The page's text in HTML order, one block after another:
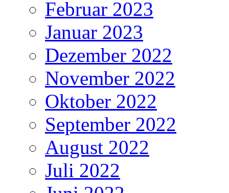
Februar 2023
Januar 2023
Dezember 2022
November 2022
Oktober 2022
September 2022
August 2022
Juli 2022